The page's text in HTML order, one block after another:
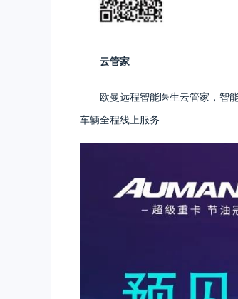
云管家
欧曼远程智能医生云管家，智
车辆全程线上服务